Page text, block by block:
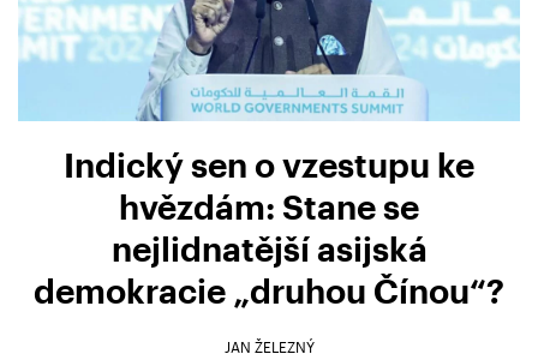
Indický sen o vzestupu ke
hvězdám: Stane se
nejlidnatější asijská
demokracie „druhou Čínou“?
JAN ŽELEZNÝ